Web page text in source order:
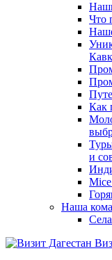
Что
Как
и
Mice
Наша